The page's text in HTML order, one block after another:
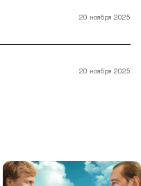
20 ноября 2025
20 ноября 2025